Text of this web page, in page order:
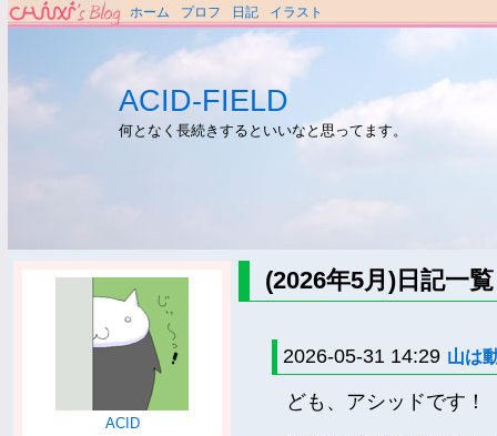
ホーム プロフ 日記 イラスト
ACID-FIELD
何となく長続きするといいなと思ってます。
ACID
(2026年5月)日記一覧
2026-05-31 14:29 山は
ども、アシッドです！